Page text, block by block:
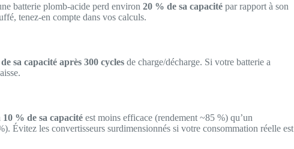
batterie plomb-acide perd environ 20 % de sa capacité par rapport à son
tenez-en compte dans vos calculs.
sa capacité après 300 cycles de charge/décharge. Si votre batterie a
10 % de sa capacité est moins efficace (rendement ~85 %) qu’un
Évitez les convertisseurs surdimensionnés si votre consommation réelle est